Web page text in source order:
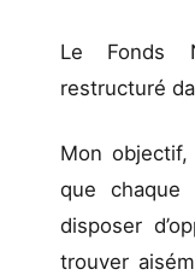
Le Fonds
restructuré
Mon
que chaque
disposer
trouver